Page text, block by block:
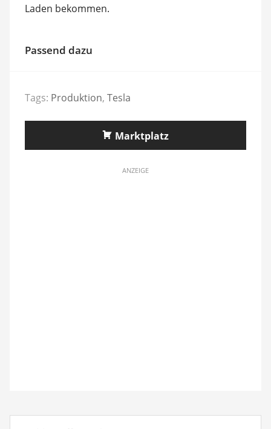
Laden bekommen.
Passend dazu
Tags: Produktion, Tesla
Marktplatz
ANZEIGE